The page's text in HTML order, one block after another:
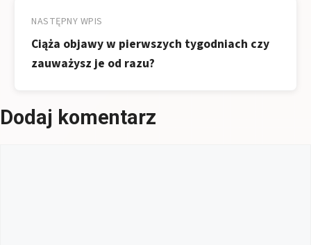
NASTĘPNY WPIS
Ciąża objawy w pierwszych tygodniach czy
zauważysz je od razu?
Dodaj komentarz